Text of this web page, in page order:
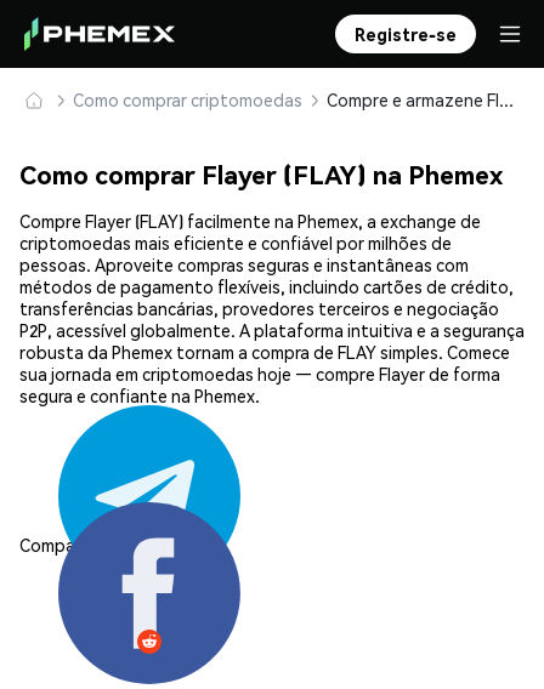
Registre-se
Como comprar criptomoedas Compre e armazene Flayer (FLAY) com segurança
Como comprar Flayer (FLAY) na Phemex
Compre Flayer (FLAY) facilmente na Phemex, a exchange de
criptomoedas mais eficiente e confiável por milhões de
pessoas. Aproveite compras seguras e instantâneas com
métodos de pagamento flexíveis, incluindo cartões de crédito,
transferências bancárias, provedores terceiros e negociação
P2P, acessível globalmente. A plataforma intuitiva e a segurança
robusta da Phemex tornam a compra de FLAY simples. Comece
sua jornada em criptomoedas hoje — compre Flayer de forma
segura e confiante na Phemex.
Compartilhar: